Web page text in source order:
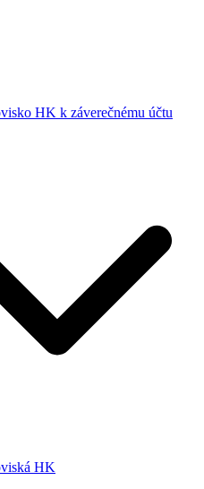
HK k záverečnému účtu
HK